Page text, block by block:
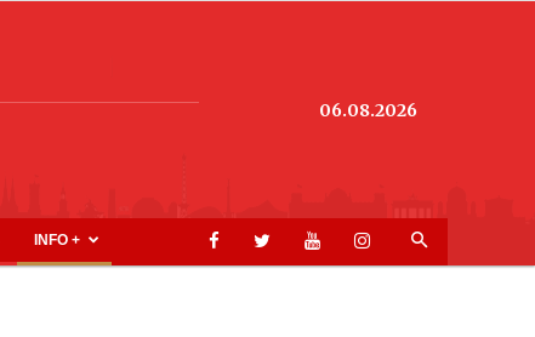
06.08.2026
INFO +